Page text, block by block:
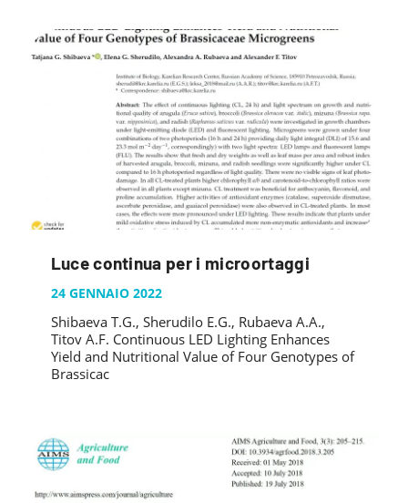
Luce continua per i microortaggi
24 GENNAIO 2022
Shibaeva T.G., Sherudilo E.G., Rubaeva A.A.,
Titov A.F. Continuous LED Lighting Enhances
Yield and Nutritional Value of Four Genotypes of
Brassicac